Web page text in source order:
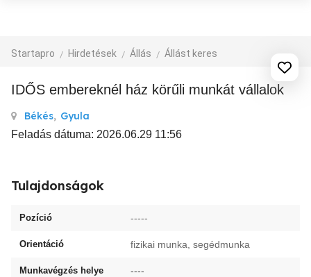
Startapro Hirdetések Állás Állást keres
IDŐS embereknél ház körűli munkát vállalok
Békés, Gyula
Feladás dátuma: 2026.06.29 11:56
Tulajdonságok
Pozíció -----
Orientáció fizikai munka, segédmunka
Munkavégzés helye ----